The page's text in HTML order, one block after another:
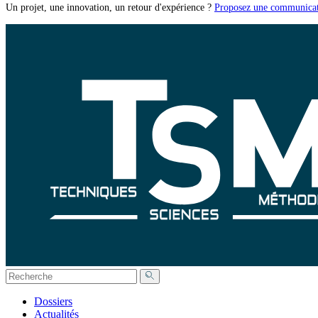
Un projet, une innovation, un retour d'expérience ? Proposez une
Dossiers
Actualités